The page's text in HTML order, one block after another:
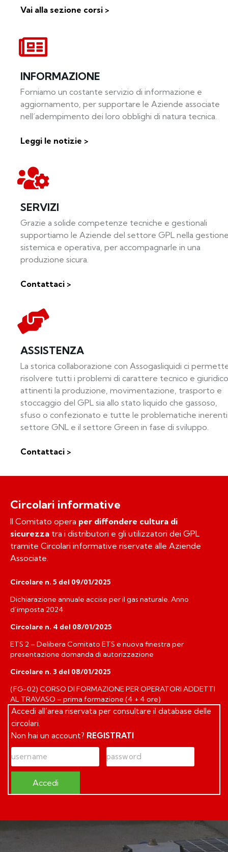
Vai alla sezione corsi >
INFORMAZIONE
Forniamo un costante servizio di informazione e
aggiornamento, per supportare le Aziende associate
nell’adempimento dei loro obblighi di natura tecnica.
Leggi le notizie >
SERVIZI
Grazie a solide competenze tecniche e gestionali
supportiamo le Aziende del settore GPL nella
sistemica e operativa, per accompagnarle in una
produzione sicura.
Contattaci >
ASSISTENZA
La storica collaborazione con Assogasliquidi ci
risolvere tutti i problemi di carattere tecnico e giuridico
attinenti la produzione, movimentazione, trasporto e
stoccaggio del GPL sia allo stato liquido che gassoso,
sfuso o confezionato e tutte le problematiche inerenti
settore GNL e il settore Green in fase di sviluppo.
Contattaci >
Circolari informative
Il Comitato opera per diffondere cultura di
sicurezza tra i distributori e gli utilizzatori dei GPL
tramite Circolari informative riservate alle Aziende
Associate.
Circolare n. 5 del 09/01/2025
Dichiarazione annuale accise per il gas naturale. Anno
d’imposta 2024
Circolare n. 4 del 08/01/2025
ETS 2 – Delibera Comitato ETS e nuova finestra per
presentazione domanda di autorizzazione
Circolare n. 3 del 08/01/2025
(FG-02) CORSO DI FORMAZIONE PER OPERATORI ADDETTI
AL TRAVASO – prima formazione (4 + 4 ore)
Accedi all’area riservata per consultare il database delle
circolari.
Non hai un account? REGISTRATI
Accedi